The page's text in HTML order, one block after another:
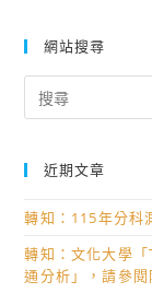
網站搜尋
for:
近期文章
轉知：115年分科
轉知：文化大學
通分析」，請參閱